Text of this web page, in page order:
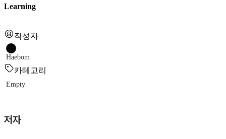
Learning
작성자
Haebom
카테고리
Empty
저자